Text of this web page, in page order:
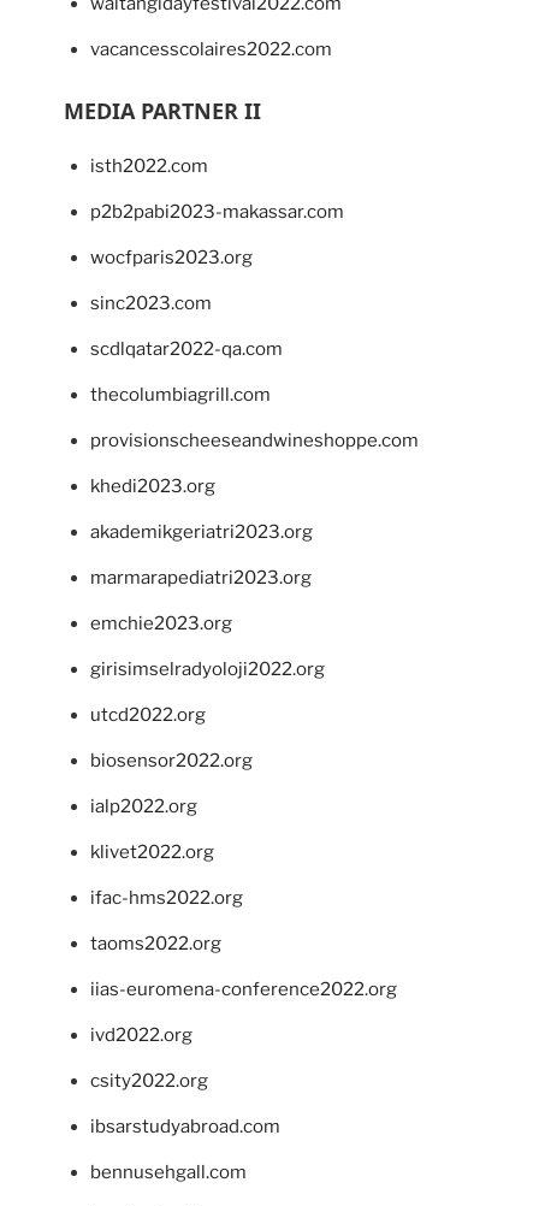
vacancesscolaires2022.com
MEDIA PARTNER II
isth2022.com
p2b2pabi2023-makassar.com
wocfparis2023.org
sinc2023.com
scdlqatar2022-qa.com
thecolumbiagrill.com
provisionscheeseandwineshoppe.com
khedi2023.org
akademikgeriatri2023.org
marmarapediatri2023.org
emchie2023.org
girisimselradyoloji2022.org
utcd2022.org
biosensor2022.org
ialp2022.org
klivet2022.org
ifac-hms2022.org
taoms2022.org
iias-euromena-conference2022.org
ivd2022.org
csity2022.org
ibsarstudyabroad.com
bennusehgall.com